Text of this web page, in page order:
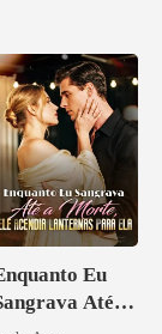
Eu
Até a